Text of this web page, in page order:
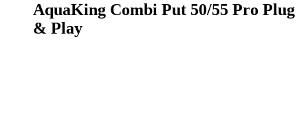
AquaKing Combi Put 50/55 Pro Plug
& Play